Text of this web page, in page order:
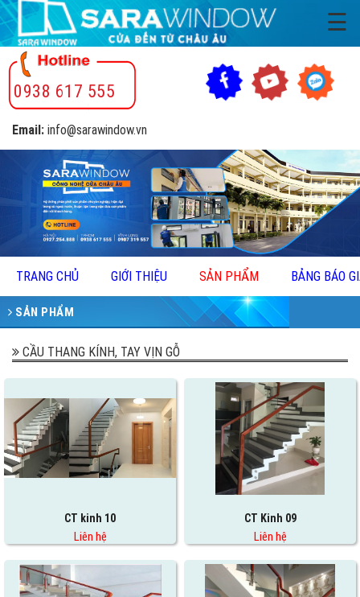
☰
0938 617 555
Email: info@sarawindow.vn
TRANG CHỦ GIỚI THIỆU SẢN PHẨM BẢNG BÁO
SẢN PHẨM
CẦU THANG KÍNH, TAY VỊN GỖ
CT kinh 10
Liên hệ
CT Kinh 09
Liên hệ